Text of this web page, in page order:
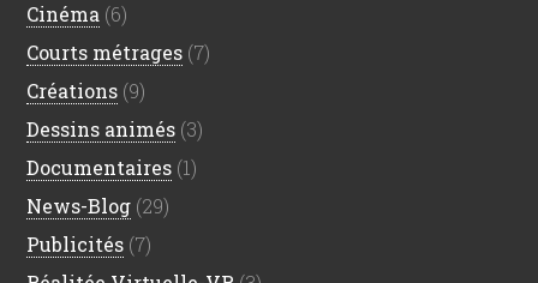
Cinéma (6)
Courts métrages (7)
Créations (9)
Dessins animés (3)
Documentaires (1)
News-Blog (29)
Publicités (7)